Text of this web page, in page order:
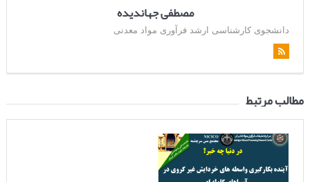
مصطفی جهاندیده
دانشجوی کارشناسی ارشد فرآوری مواد معدنی
مطالب مرتبط